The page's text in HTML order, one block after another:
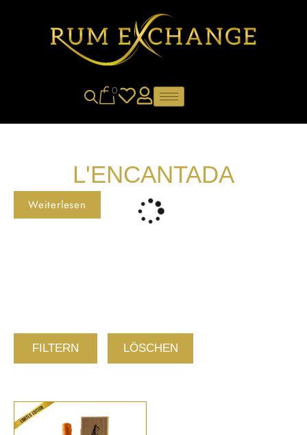
0
L'ENCANTADA
Weiterlesen
FILTERN LÖSCHEN